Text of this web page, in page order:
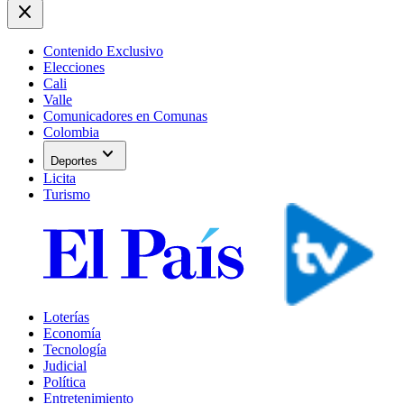
close
Contenido Exclusivo
Elecciones
Cali
Valle
Comunicadores en Comunas
Colombia
Deportes expand_more
Licita
Turismo
Loterías
Economía
Tecnología
Judicial
Política
Entretenimiento